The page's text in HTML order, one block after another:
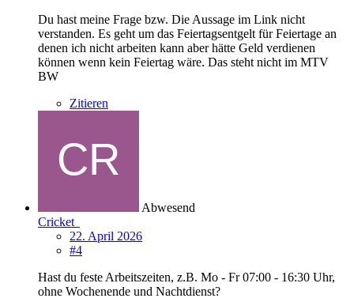
Du hast meine Frage bzw. Die Aussage im Link nicht
verstanden. Es geht um das Feiertagsentgelt für Feiertage an
denen ich nicht arbeiten kann aber hätte Geld verdienen
können wenn kein Feiertag wäre. Das steht nicht im MTV
BW
Zitieren
Abwesend
Cricket
22. April 2026
#4
Hast du feste Arbeitszeiten, z.B. Mo - Fr 07:00 - 16:30 Uhr,
ohne Wochenende und Nachtdienst?